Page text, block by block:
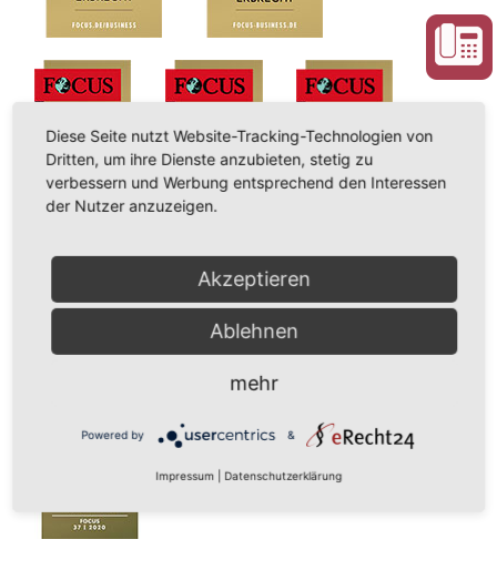
Diese Seite nutzt Website-Tracking-Technologien von
Dritten, um ihre Dienste anzubieten, stetig zu
verbessern und Werbung entsprechend den Interessen
der Nutzer anzuzeigen.
Akzeptieren
Ablehnen
mehr
Powered by &
Impressum Datenschutzerklärung